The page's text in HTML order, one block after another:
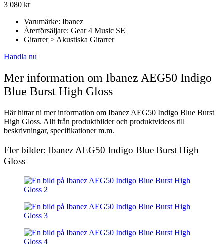
3 080 kr
Varumärke: Ibanez
Återförsäljare: Gear 4 Music SE
Gitarrer > Akustiska Gitarrer
Handla nu
Mer information om Ibanez AEG50 Indigo
Blue Burst High Gloss
Här hittar ni mer information om Ibanez AEG50 Indigo Blue Burst
High Gloss. Allt från produktbilder och produktvideos till
beskrivningar, specifikationer m.m.
Fler bilder: Ibanez AEG50 Indigo Blue Burst High
Gloss